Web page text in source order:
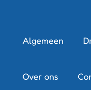
Algemeen
Over ons